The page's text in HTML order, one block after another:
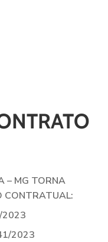
– MG TORNA
CONTRATUAL:
2023
2023